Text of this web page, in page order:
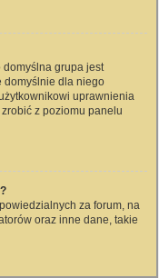
domyślna grupa jest
domyślnie dla niego
uprawnienia
z poziomu panelu
za forum, na
oraz inne dane, takie